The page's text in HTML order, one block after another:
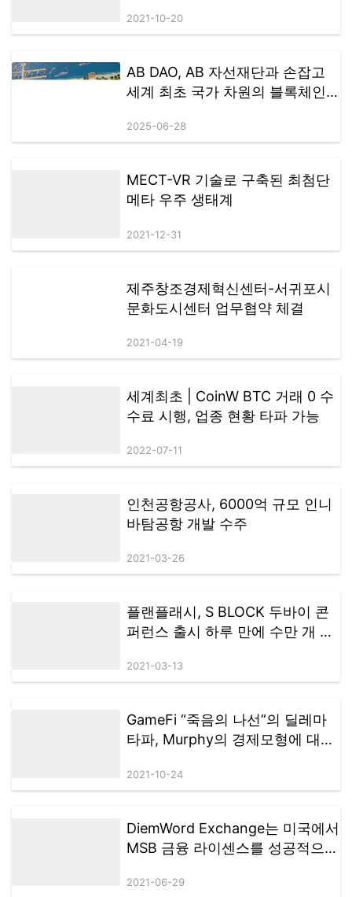
2021-10-20
AB DAO, AB 자선재단과 손잡고
세계 최초 국가 차원의 블록체인
2025-06-28
MECT-VR 기술로 구축된 최첨단
메타 우주 생태계
2021-12-31
제주창조경제혁신센터-서귀포시
문화도시센터 업무협약 체결
2021-04-19
세계최초 | CoinW BTC 거래 0 수
수료 시행, 업종 현황 타파 가능
2022-07-11
인천공항공사, 6000억 규모 인니
바탐공항 개발 수주
2021-03-26
플랜플래시, S BLOCK 두바이 콘
퍼런스 출시 하루 만에 수만 개 노
2021-03-13
GameFi “죽음의 나선”의 딜레마
타파, Murphy의 경제모형에 대한
2021-10-24
DiemWord Exchange는 미국에서
MSB 금융 라이센스를 성공적으로
벌 배포가 곧 시작됩니다.
2021-06-29